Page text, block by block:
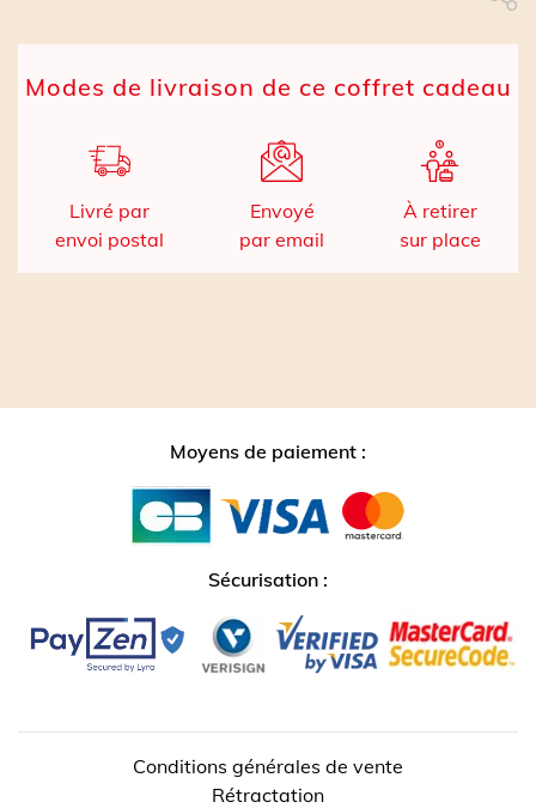
Partage
Modes de livraison de ce coffret cadeau
Livré par
envoi postal
Envoyé
par email
À retirer
sur place
Moyens de paiement :
Sécurisation :
Conditions générales de vente
Rétractation